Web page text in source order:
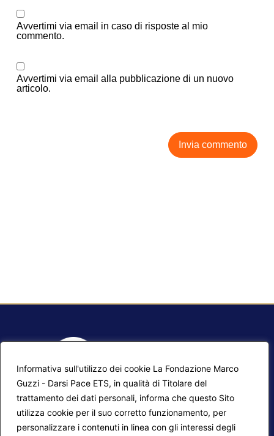
Informativa sull'utilizzo dei cookie La Fondazione Marco
Guzzi - Darsi Pace ETS, in qualità di Titolare del
trattamento dei dati personali, informa che questo Sito
utilizza cookie per il suo corretto funzionamento, per
personalizzare i contenuti in linea con gli interessi degli
Avvertimi via email in caso di risposte al mio
commento.
Avvertimi via email alla pubblicazione di un nuovo
articolo.